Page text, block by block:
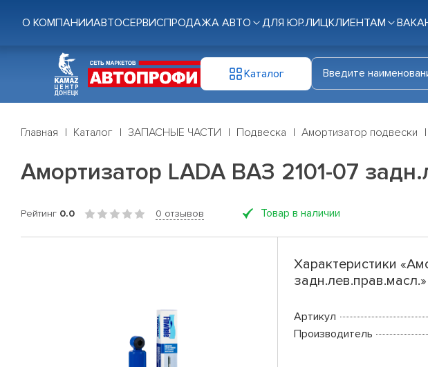
О КОМПАНИИАВТОСЕРВИСПРОДАЖА АВТО ДЛЯ ЮР.ЛИЦКЛИЕНТАМ
Каталог
Главная Каталог ЗАПАСНЫЕ ЧАСТИ Подвеска Амортизатор подвески
Амортизатор LADA ВАЗ 2101-07
Рейтинг 0.0 0 отзывов Товар в наличии
Характеристики
задн.лев.прав.масл.»
Артикул
Производитель